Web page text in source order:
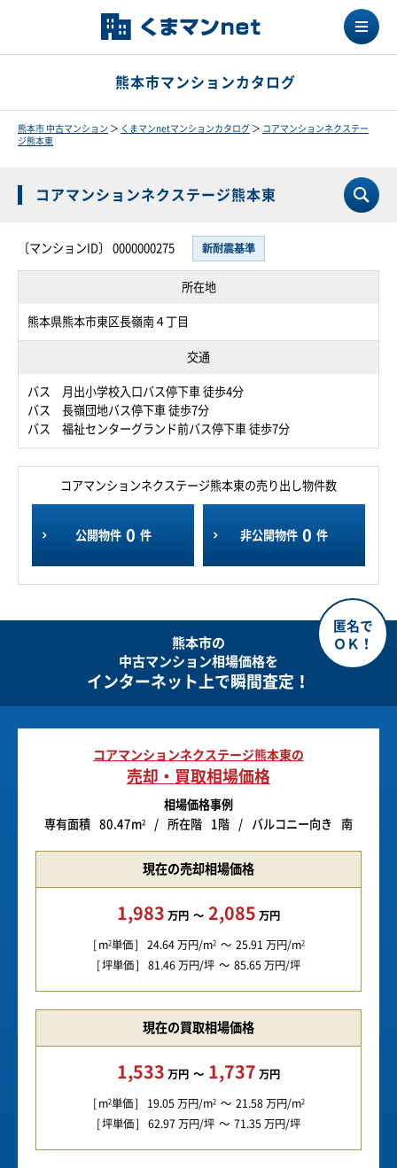
熊本市マンションカタログ
熊本市 中古マンション ＞ くまマンnetマンションカタログ ＞ コアマンションネクステー
ジ熊本東
コアマンションネクステージ熊本東
〔マンションID〕 0000000275 新耐震基準
所在地
熊本県熊本市東区長嶺南４丁目
交通
バス 月出小学校入口バス停下車 徒歩4分
バス 長嶺団地バス停下車 徒歩7分
バス 福祉センターグランド前バス停下車 徒歩7分
コアマンションネクステージ熊本東の売り出し物件数
公開物件 0 件 非公開物件 0 件
熊本市の
中古マンション相場価格を
インターネット上で瞬間査定！
コアマンションネクステージ熊本東の
売却・買取相場価格
相場価格事例
専有面積
80.47m2 所在階 1階 バルコニー向き 南
現在の売却相場価格
1,983 万円 2,085 万円
m2単価 24.64 万円/m2 25.91 万円/m2
坪単価 81.46 万円/坪 85.65 万円/坪
現在の買取相場価格
1,533 万円 1,737 万円
m2単価 19.05 万円/m2 21.58 万円/m2
坪単価 62.97 万円/坪 71.35 万円/坪